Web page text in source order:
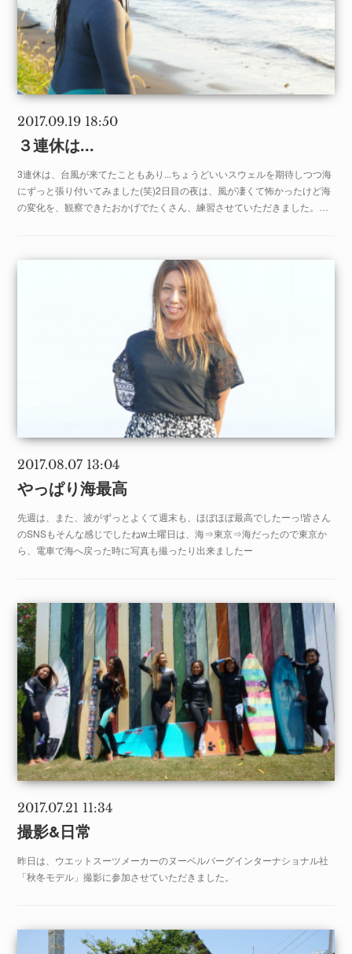
2017.09.19 18:50
３連休は...
3連休は、台風が来てたこともあり...ちょうどいいスウェルを期待しつつ海
にずっと張り付いてみました(笑)2日目の夜は、風が凄くて怖かったけど海
の変化を、観察できたおかげでたくさん、練習させていただきました。…
2017.08.07 13:04
やっぱり海最高
先週は、また、波がずっとよくて週末も、ほぼほぼ最高でしたーっ!皆さん
のSNSもそんな感じでしたねw土曜日は、海⇒東京⇒海だったので東京か
ら、電車で海へ戻った時に写真も撮ったり出来ましたー
2017.07.21 11:34
撮影&日常
昨日は、ウエットスーツメーカーのヌーベルバーグインターナショナル社
「秋冬モデル」撮影に参加させていただきました。